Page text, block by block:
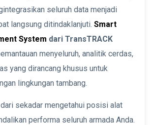
seluruh data menjadi
langsung ditindaklanjuti. Smart
System dari TransTRACK
menyeluruh, analitik cerdas,
yang dirancang khusus untuk
lingkungan tambang.
sekadar mengetahui posisi alat
performa seluruh armada Anda.